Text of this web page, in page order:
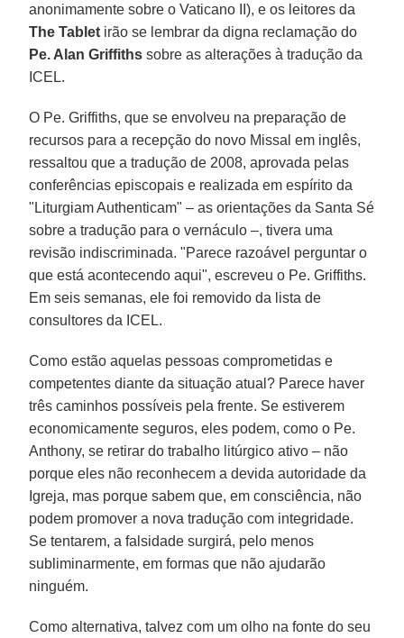
anonimamente sobre o Vaticano II), e os leitores da
The Tablet irão se lembrar da digna reclamação do
Pe. Alan Griffiths sobre as alterações à tradução da
ICEL.
O Pe. Griffiths, que se envolveu na preparação de
recursos para a recepção do novo Missal em inglês,
ressaltou que a tradução de 2008, aprovada pelas
conferências episcopais e realizada em espírito da
"Liturgiam Authenticam" – as orientações da Santa Sé
sobre a tradução para o vernáculo –, tivera uma
revisão indiscriminada. "Parece razoável perguntar o
que está acontecendo aqui", escreveu o Pe. Griffiths.
Em seis semanas, ele foi removido da lista de
consultores da ICEL.
Como estão aquelas pessoas comprometidas e
competentes diante da situação atual? Parece haver
três caminhos possíveis pela frente. Se estiverem
economicamente seguros, eles podem, como o Pe.
Anthony, se retirar do trabalho litúrgico ativo – não
porque eles não reconhecem a devida autoridade da
Igreja, mas porque sabem que, em consciência, não
podem promover a nova tradução com integridade.
Se tentarem, a falsidade surgirá, pelo menos
subliminarmente, em formas que não ajudarão
ninguém.
Como alternativa, talvez com um olho na fonte do seu